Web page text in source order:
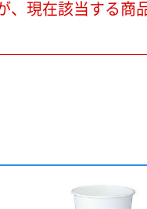
、現在該当する商